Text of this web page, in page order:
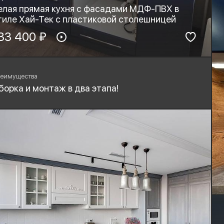
прямая кухня с фасадами МДФ-ПВХ в
Хай-Тек с пластиковой столешницей
фасадов: Материал столешницы:
HPL+основа
Blum
400 ₽
и монтаж в два этапа!